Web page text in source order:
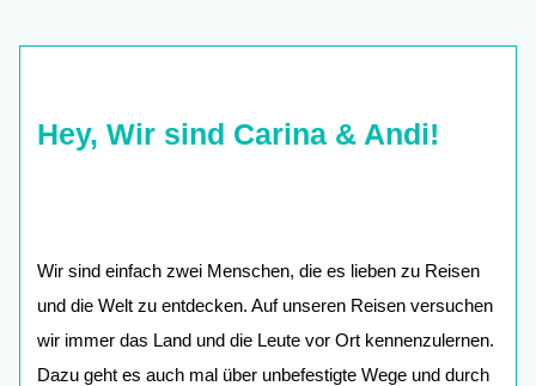
Hey, Wir sind Carina & Andi!
Wir sind einfach zwei Menschen, die es lieben zu Reisen
und die Welt zu entdecken. Auf unseren Reisen versuchen
wir immer das Land und die Leute vor Ort kennenzulernen.
Dazu geht es auch mal über unbefestigte Wege und durch